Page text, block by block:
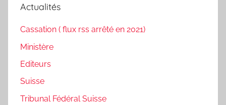
Actualités
Cassation ( flux rss arrêté en 2021)
Ministère
Editeurs
Suisse
Tribunal Fédéral Suisse